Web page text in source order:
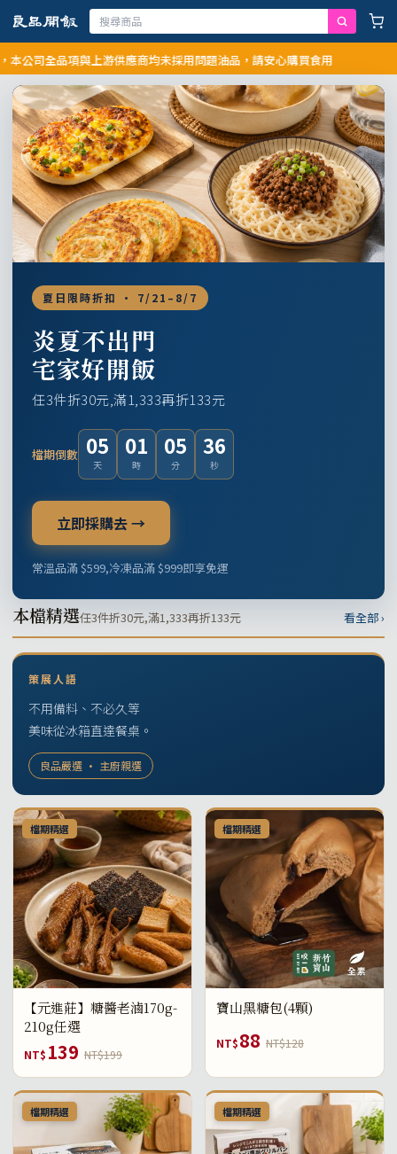
全品項與上游供應商均未採用問題油品，請安心購買食用
夏日限時折扣 · 7/21–8/7
炎夏不出門
宅家好開飯
任3件折30元,滿1,333再折133元
檔期倒數 05
天
01
時
05
分
35
秒
立即採購去 →
常溫品滿 $599,冷凍品滿 $999即享免運
本檔精選任3件折30元,滿1,333再折133元 看全部 ›
策展人語
不用備料、不必久等
美味從冰箱直達餐桌。
良品嚴選 · 主廚親選
檔期精選
【元進莊】糖醬老滷170g-
210g任選
NT$ 139 NT$199
檔期精選
寶山黑糖包(4顆)
NT$88 NT$128
檔期精選 檔期精選